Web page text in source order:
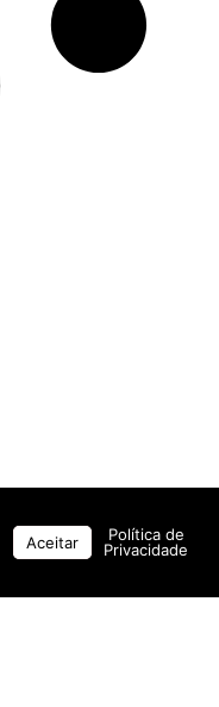
Aceitar
Política de
Privacidade